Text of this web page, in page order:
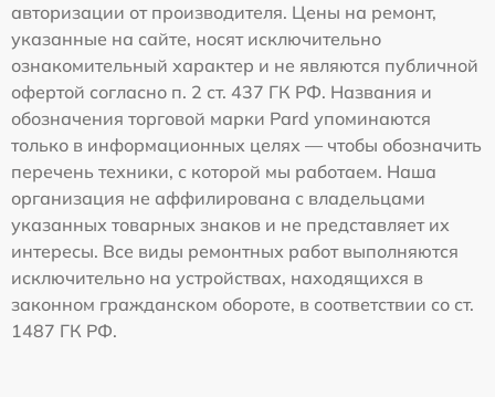
авторизации от производителя. Цены на ремонт,
указанные на сайте, носят исключительно
ознакомительный характер и не являются публичной
офертой согласно п. 2 ст. 437 ГК РФ. Названия и
обозначения торговой марки Pard упоминаются
только в информационных целях — чтобы обозначить
перечень техники, с которой мы работаем. Наша
организация не аффилирована с владельцами
указанных товарных знаков и не представляет их
интересы. Все виды ремонтных работ выполняются
исключительно на устройствах, находящихся в
законном гражданском обороте, в соответствии со ст.
1487 ГК РФ.